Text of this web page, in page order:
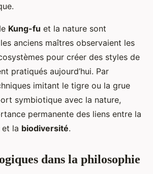
Kung-fu et la nature sont
anciens maîtres observaient les
pour créer des styles de
pratiqués aujourd’hui. Par
imitant le tigre ou la grue
symbiotique avec la nature,
permanente des liens entre la
et la biodiversité.
dans la philosophie